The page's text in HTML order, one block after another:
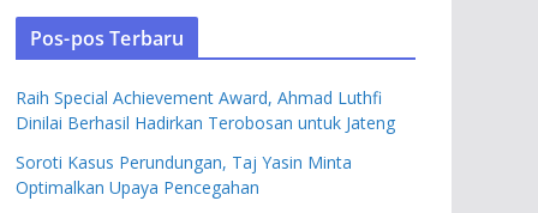
Pos-pos Terbaru
Raih Special Achievement Award, Ahmad Luthfi
Dinilai Berhasil Hadirkan Terobosan untuk Jateng
Soroti Kasus Perundungan, Taj Yasin Minta
Optimalkan Upaya Pencegahan